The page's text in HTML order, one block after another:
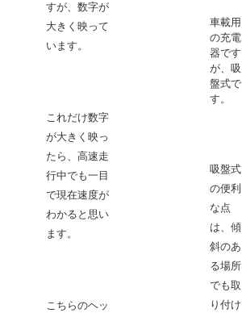
すが、数字が
大きく映って
います。
これだけ数字
が大きく映っ
たら、高速走
行中でも一目
で現在速度が
わかると思い
ます。
こちらのヘッ
車載用
の充電
器です
が、吸
盤式で
す。
吸盤式
の便利
な点
は、傾
斜のあ
る場所
でも取
り付け